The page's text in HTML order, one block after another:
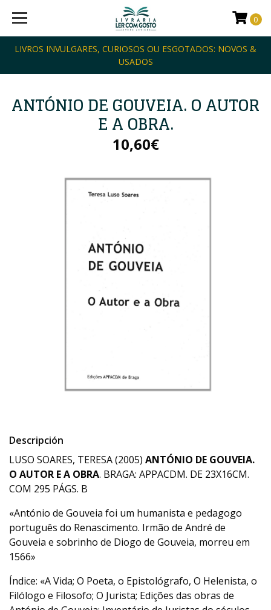
LIVROS INVULGARES, CURIOSOS OU ESGOTADOS: NOVOS &
USADOS
0
ANTÓNIO DE GOUVEIA. O AUTOR
E A OBRA.
10,60€
Descripción
LUSO SOARES, TERESA (2005) ANTÓNIO DE GOUVEIA.
O AUTOR E A OBRA. BRAGA: APPACDM. DE 23X16CM.
COM 295 PÁGS. B
«António de Gouveia foi um humanista e pedagogo
português do Renascimento. Irmão de André de
Gouveia e sobrinho de Diogo de Gouveia, morreu em
1566»
Índice: «A Vida; O Poeta, o Epistológrafo, O Helenista, o
Filólogo e Filosofo; O Jurista; Edições das obras de